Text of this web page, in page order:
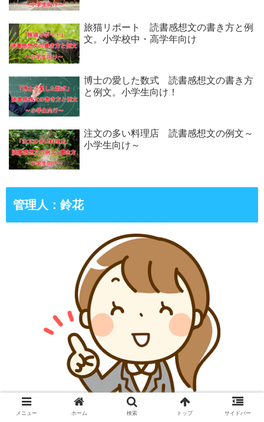
旅猫リポート 読書感想文の書き方と例
文。小学校中・高学年向け
博士の愛した数式 読書感想文の書き方
と例文。小学生向け！
注文の多い料理店 読書感想文の例文～
小学生向け～
管理人：鈴花
メニュー ホーム 検索 トップ サイドバー